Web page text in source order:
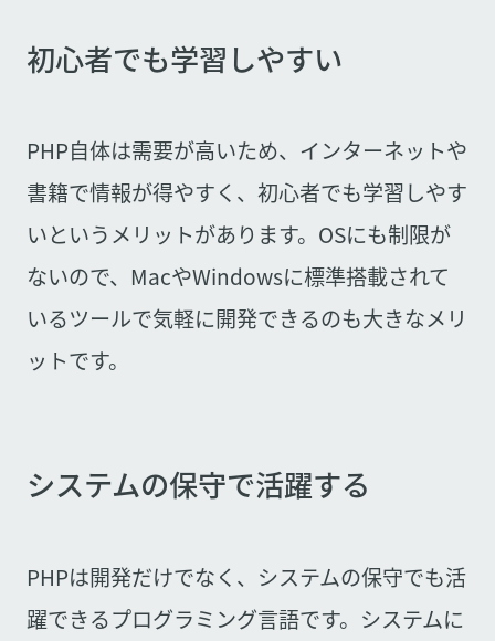
初心者でも学習しやすい
PHP自体は需要が高いため、インターネットや
書籍で情報が得やすく、初心者でも学習しやす
いというメリットがあります。OSにも制限が
ないので、MacやWindowsに標準搭載されて
いるツールで気軽に開発できるのも大きなメリ
ットです。
システムの保守で活躍する
PHPは開発だけでなく、システムの保守でも活
躍できるプログラミング言語です。システムに